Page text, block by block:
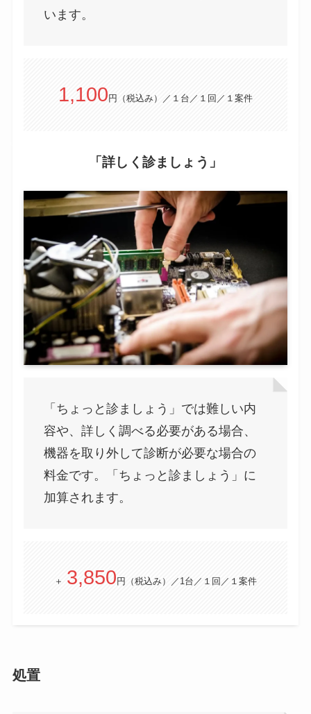
います。
1,100円（税込み）／１台／１回／１案件
「詳しく診ましょう」
「ちょっと診ましょう」では難しい内
容や、詳しく調べる必要がある場合、
機器を取り外して診断が必要な場合の
料金です。「ちょっと診ましょう」に
加算されます。
＋ 3,850 円（税込み）／1台／１回／１案件
処置